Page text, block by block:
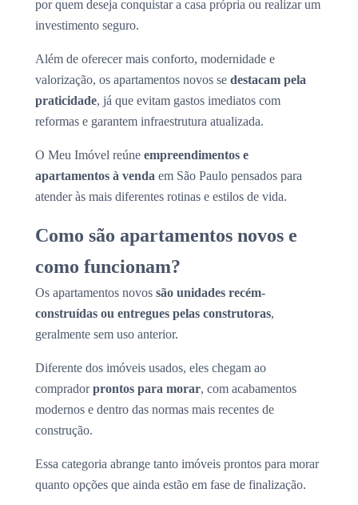
por quem deseja conquistar a casa própria ou realizar um
investimento seguro.
Além de oferecer mais conforto, modernidade e
valorização, os apartamentos novos se destacam pela
praticidade, já que evitam gastos imediatos com
reformas e garantem infraestrutura atualizada.
O Meu Imóvel reúne empreendimentos e
apartamentos à venda em São Paulo pensados para
atender às mais diferentes rotinas e estilos de vida.
Como são apartamentos novos e
como funcionam?
Os apartamentos novos são unidades recém-
construídas ou entregues pelas construtoras,
geralmente sem uso anterior.
Diferente dos imóveis usados, eles chegam ao
compradorprontos para morar, com acabamentos
modernos e dentro das normas mais recentes de
construção.
Essa categoria abrange tanto imóveis prontos para morar
quanto opções que ainda estão em fase de finalização.